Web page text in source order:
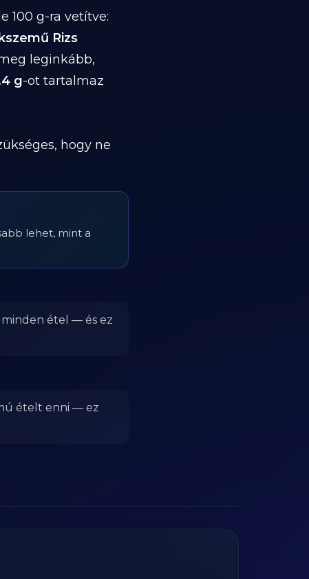
100 g-ra vetítve:
Rizs
leginkább,
g-ot tartalmaz
hogy ne
lehet, mint a
étel — és ez
ételt enni — ez